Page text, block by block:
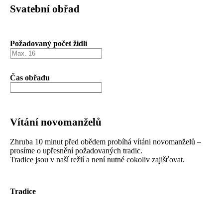
Svatební obřad
Požadovaný počet židlí
Čas obřadu
Vítání novomanželů
Zhruba 10 minut před obědem probíhá vítáni novomanželů –
prosíme o upřesnění požadovaných tradic.
Tradice jsou v naší režií a není nutné cokoliv zajišťovat.
Tradice